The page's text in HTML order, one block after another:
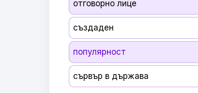
отговорно лице
създаден
популярност
сървър в държава